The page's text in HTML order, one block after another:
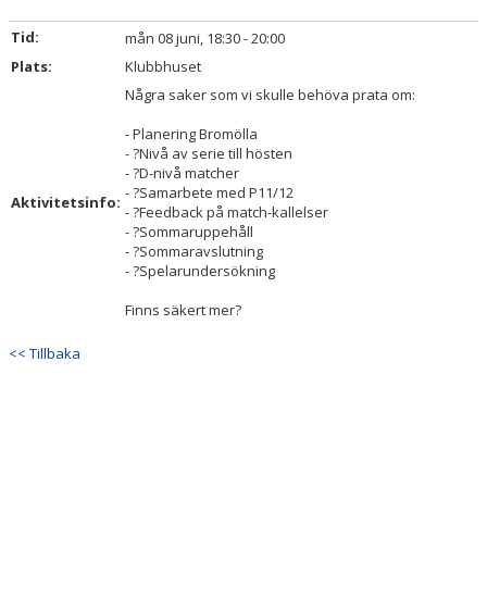
Tid:
mån 08 juni, 18:30 - 20:00
Plats:
Klubbhuset
Aktivitetsinfo:
Några saker som vi skulle behöva prata om:
- Planering Bromölla
- ?Nivå av serie till hösten
- ?D-nivå matcher
- ?Samarbete med P11/12
- ?Feedback på match-kallelser
- ?Sommaruppehåll
- ?Sommaravslutning
- ?Spelarundersökning
Finns säkert mer?
<< Tillbaka